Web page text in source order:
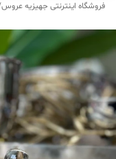
فروشگاه اینترنتی جهیزیه عروس